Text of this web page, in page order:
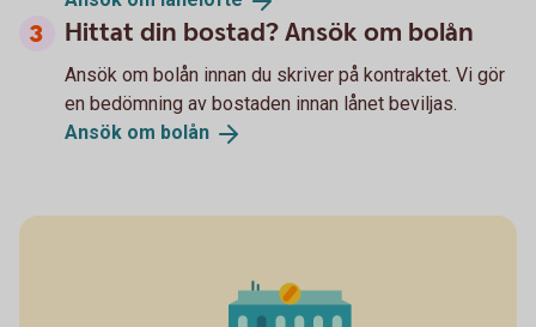
Hittat din bostad? Ansök om bolån
Ansök om bolån innan du skriver på kontraktet. Vi gör
en bedömning av bostaden innan lånet beviljas.
Ansök om bolån